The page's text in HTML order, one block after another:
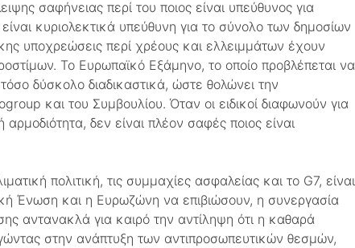
σαφήνειας περί του ποιος είναι υπεύθυνος για
κυριολεκτικά υπεύθυνη για το σύνολο των δημοσίων
υποχρεώσεις περί χρέους και ελλειμμάτων έχουν
Το Ευρωπαϊκό Εξάμηνο, το οποίο προβλέπεται να
δύσκολο διαδικαστικά, ώστε θολώνει την
και του Συμβουλίου. Όταν οι ειδικοί διαφωνούν για
δεν είναι πλέον σαφές ποιος είναι
πολιτική, τις συμμαχίες ασφαλείας και το G7, είναι
Ένωση και η Ευρωζώνη να επιβιώσουν, η συνεργασία
αντανακλά για καιρό την αντίληψη ότι η καθαρά
στην ανάπτυξη των αντιπροσωπευτικών θεσμών,